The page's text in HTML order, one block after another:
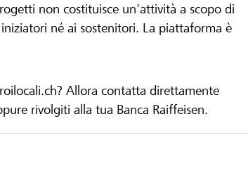
non costituisce un'attività a scopo di
né ai sostenitori. La piattaforma è
Allora contatta direttamente
rivolgiti alla tua Banca Raiffeisen.